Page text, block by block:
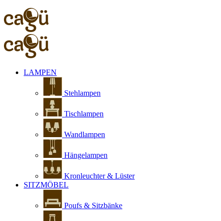
LAMPEN
Stehlampen
Tischlampen
Wandlampen
Hängelampen
Kronleuchter & Lüster
SITZMÖBEL
Poufs & Sitzbänke